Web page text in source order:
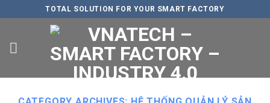
to
TOTAL SOLUTION FOR YOUR SMART FACTORY